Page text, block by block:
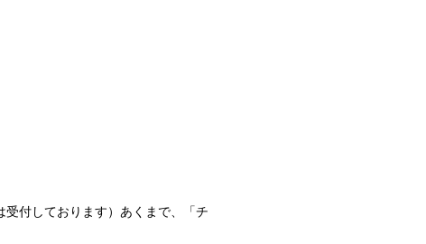
受付しております）あくまで、「チ